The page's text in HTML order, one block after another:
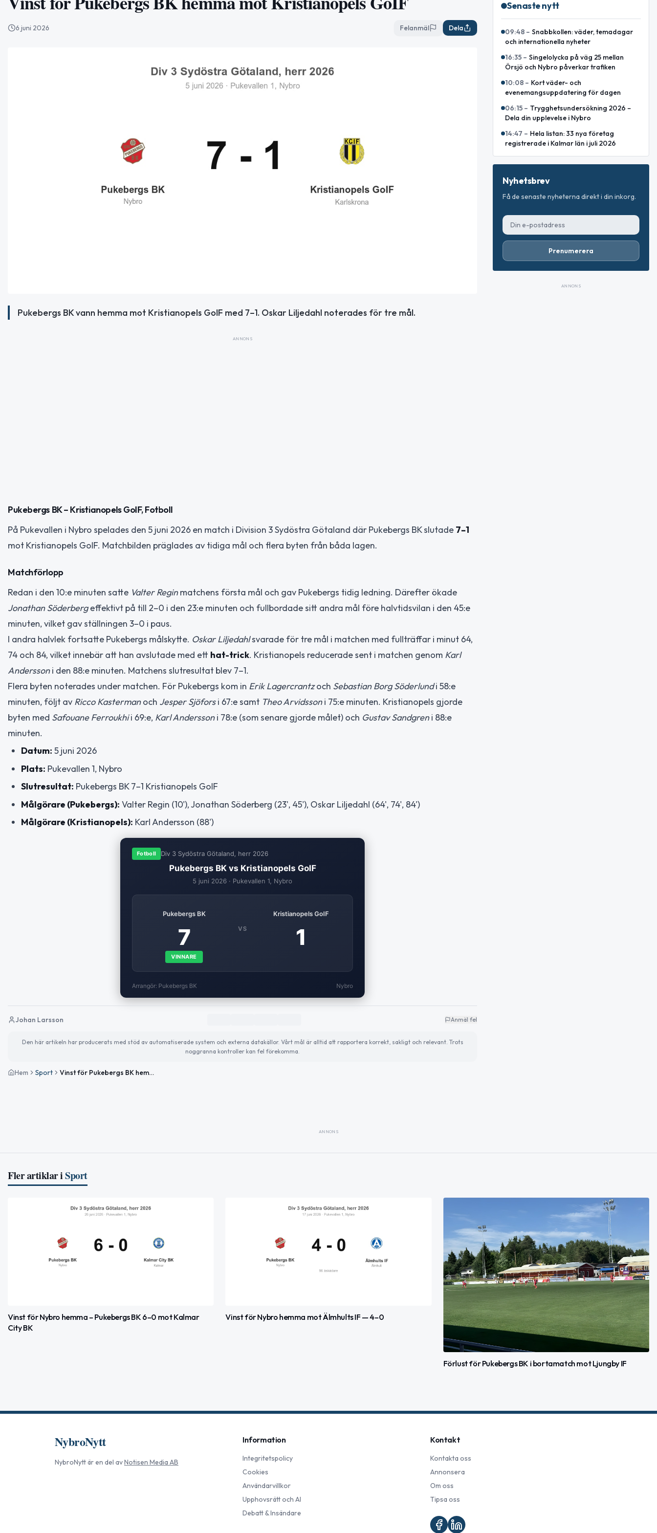
6 juni 2026 Felanmäl Dela
Pukebergs BK vann hemma mot Kristianopels GoIF med 7–1. Oskar Liljedahl noterades för tre mål.
ANNONS
Pukebergs BK – Kristianopels GoIF, Fotboll
På Pukevallen i Nybro spelades den 5 juni 2026 en match i Division 3 Sydöstra Götaland där Pukebergs BK slutade 7–1
mot Kristianopels GoIF. Matchbilden präglades av tidiga mål och flera byten från båda lagen.
Matchförlopp
Redan i den 10:e minuten satte Valter Reginmatchens första mål och gav Pukebergs tidig ledning. Därefter ökade
Jonathan Söderbergeffektivt på till 2–0 i den 23:e minuten och fullbordade sitt andra mål före halvtidsvilan i den 45:e
minuten, vilket gav ställningen 3–0 i paus.
I andra halvlek fortsatte Pukebergs målskytte. Oskar Liljedahlsvarade för tre mål i matchen med fullträffar i minut 64,
74 och 84, vilket innebär att han avslutade med ett hat-trick. Kristianopels reducerade sent i matchen genom Karl
Anderssoni den 88:e minuten. Matchens slutresultat blev 7–1.
Flera byten noterades under matchen. För Pukebergs kom in Erik Lagercrantzoch Sebastian Borg Söderlundi 58:e
minuten, följt av Ricco Kastermanoch Jesper Sjöforsi 67:e samt Theo Arvidssoni 75:e minuten. Kristianopels gjorde
byten med Safouane Ferroukhii 69:e, Karl Anderssoni 78:e (som senare gjorde målet) och Gustav Sandgreni 88:e
minuten.
Datum: 5 juni 2026
Plats: Pukevallen 1, Nybro
Slutresultat: Pukebergs BK 7–1 Kristianopels GoIF
Målgörare (Pukebergs): Valter Regin (10'), Jonathan Söderberg (23', 45'), Oskar Liljedahl (64', 74', 84')
Målgörare (Kristianopels): Karl Andersson (88')
Fotboll Div 3 Sydöstra Götaland, herr 2026
Pukebergs BK vs Kristianopels GoIF
5 juni 2026 · Pukevallen 1, Nybro
Pukebergs BK
7
VINNARE
VS
Kristianopels GoIF
1
Arrangör: Pukebergs BK Nybro
Johan Larsson Anmäl fel
Den här artikeln har producerats med stöd av automatiserade system och externa datakällor. Vårt mål är alltid att rapportera korrekt, sakligt och relevant. Trots
noggranna kontroller kan fel förekomma.
Hem Sport Vinst för Pukebergs BK hemma mot Kristianopels GoIF
Senaste nytt
09:48 – Snabbkollen: väder, temadagar
och internationella nyheter
16:35 – Singelolycka på väg 25 mellan
Örsjö och Nybro påverkar trafiken
10:08 – Kort väder- och
evenemangsuppdatering för dagen
06:15 – Trygghetsundersökning 2026 –
Dela din upplevelse i Nybro
14:47 – Hela listan: 33 nya företag
registrerade i Kalmar län i juli 2026
Nyhetsbrev
Få de senaste nyheterna direkt i din inkorg.
Prenumerera
ANNONS
ANNONS
Fler artiklar iSport
Vinst för Nybro hemma – Pukebergs BK 6–0 mot Kalmar
City BK
Vinst för Nybro hemma mot Älmhults IF — 4–0
Förlust för Pukebergs BK i bortamatch mot Ljungby IF
NybroNytt
NybroNyttär en del avNotisen Media AB
Information
Integritetspolicy
Cookies
Användarvillkor
Upphovsrätt och AI
Debatt & Insändare
Kontakt
Kontakta oss
Annonsera
Om oss
Tipsa oss